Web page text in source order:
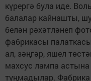
күрергә була иде.
балалар кайнашты,
белән рәхәтләнеп
фабрикасы
ал, зәңгәр, яшел
махсус лампа
туңмадылар. Фабрика